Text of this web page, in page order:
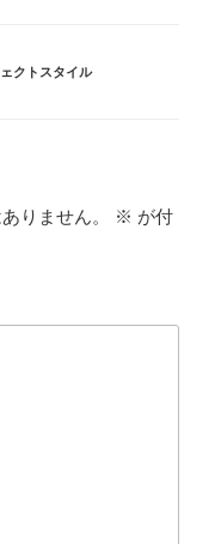
クトスタイル
りません。 ※ が付